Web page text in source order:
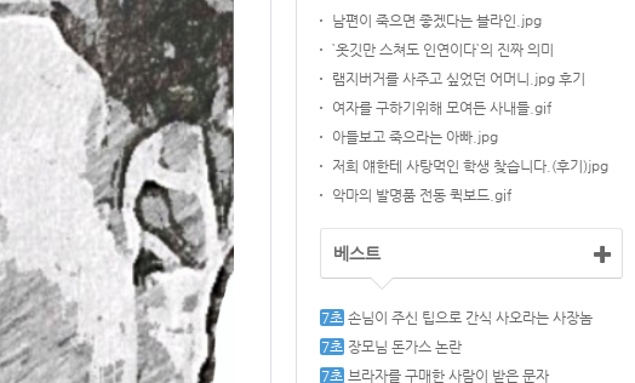
남편이 죽으면 좋겠다는 블라인.jpg
`옷깃만 스쳐도 인연이다`의 진짜 의미
램지버거를 사주고 싶었던 어머니.jpg 후기
여자를 구하기위해 모여든 사내들.gif
아들보고 죽으라는 아빠.jpg
저희 얘한테 사탕먹인 학생 찾습니다.(후기)jpg
악마의 발명품 전동 퀵보드.gif
베스트
손님이 주신 팁으로 간식 사오라는 사장놈
장모님 돈가스 논란
브라자를 구매한 사람이 받은 문자